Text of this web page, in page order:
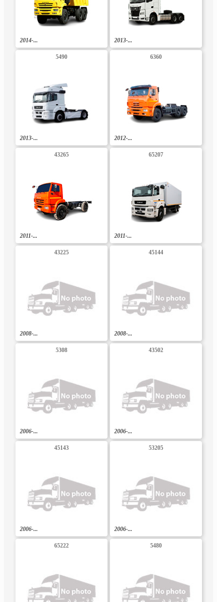
2014-... 2013-...
5490
2013-...
6360
2012-...
43265
2011-...
65207
2011-...
43225
2008-...
45144
2008-...
5308
2006-...
43502
2006-...
45143
2006-...
53205
2006-...
65222 5480